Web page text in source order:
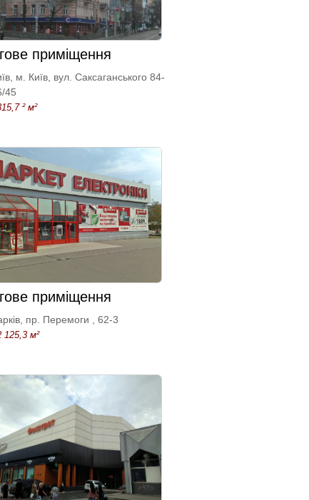
приміщення
м. Київ, вул. Саксаганського 84-
45
² м²
приміщення
пр. Перемоги , 62-3
125,3 м²